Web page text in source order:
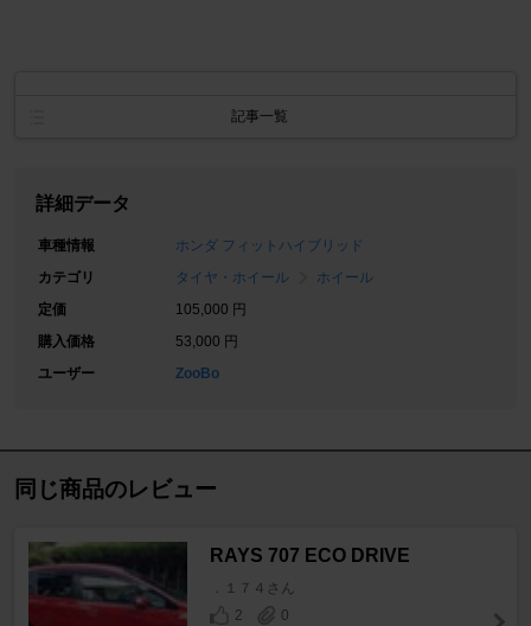
記事一覧
詳細データ
車種情報
ホンダ フィットハイブリッド
カテゴリ
タイヤ・ホイール
ホイール
定価
105,000 円
購入価格
53,000 円
ユーザー
ZooBo
同じ商品のレビュー
RAYS 707 ECO DRIVE
．１７４さん
2
0